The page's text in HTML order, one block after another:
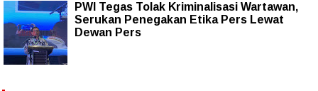
PWI Tegas Tolak Kriminalisasi Wartawan,
Serukan Penegakan Etika Pers Lewat
Dewan Pers